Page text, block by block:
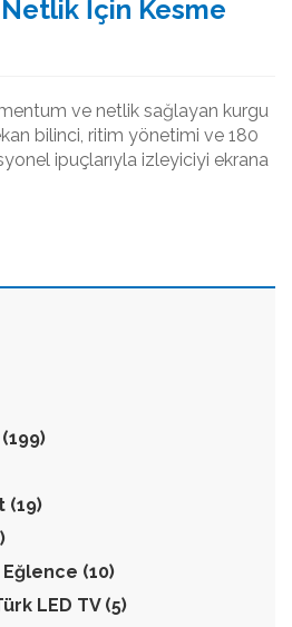
İçin Kesme
ve netlik sağlayan kurgu
bilinci, ritim yönetimi ve 180
ipuçlarıyla izleyiciyi ekrana
(199)
(19)
(10)
LED TV (5)